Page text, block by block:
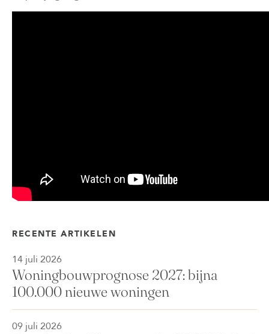
RECENTE ARTIKELEN
14 juli 2026
Woningbouwprognose 2027: bijna
100.000 nieuwe woningen
09 juli 2026